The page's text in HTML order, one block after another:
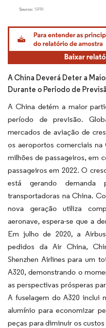
Imagem © Mordor Intelligence. O
A China Deverá Deter a
Durante o Período de
A China detém a maior
período de previsão.
mercados de aviação de
os aeroportos comerciais na
milhões de passageiros, em
passageiros em 2022. O
está gerando demanda
transportadoras na China.
nova geração utiliza
aeronave, espera-se que a
Em julho de 2020, a
pedidos da Air China,
Shenzhen Airlines para um
A320, demonstrando o
as perspectivas prósperas
A fuselagem do A320 inclui
alumínio para economizar
peças para diminuir os